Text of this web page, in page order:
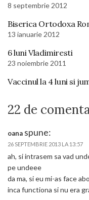
8 septembrie 2012
Biserica Ortodoxa
13 ianuarie 2012
6 luni Vladimiresti
23 noiembrie 2011
Vaccinul la 4 luni si
22 de
oana spune:
26 SEPTEMBRIE 2013 LA 13:57
ah, si intrasem sa vad
pe undeee
da ma, si eu mi-as face
inca functiona si nu era